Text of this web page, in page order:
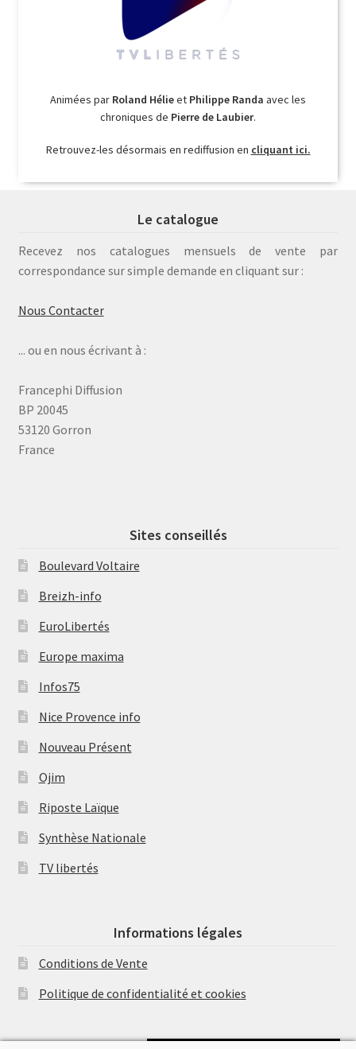
Animées par Roland Hélieet Philippe Randa avec les
chroniques de Pierre de Laubier.
Retrouvez-les désormais en rediffusion en cliquant ici.
Le catalogue
Recevez nos catalogues mensuels de vente par
correspondance sur simple demande en cliquant sur :
Nous Contacter
... ou en nous écrivant à :
Francephi Diffusion
BP 20045
53120 Gorron
France
Sites conseillés
Boulevard Voltaire
Breizh-info
EuroLibertés
Europe maxima
Infos75
Nice Provence info
Nouveau Présent
Ojim
Riposte Laïque
Synthèse Nationale
TV libertés
Informations légales
Conditions de Vente
Politique de confidentialité et cookies